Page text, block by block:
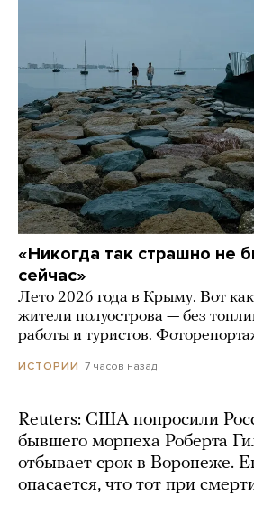
«Никогда так страшно не
сейчас»
Лето 2026 года в Крыму. Вот
жители полуострова — без
работы и туристов.
ИСТОРИИ 7 часов назад
Reuters: США попросили
бывшего морпеха Роберта
отбывает срок в Воронеже.
опасается, что тот при